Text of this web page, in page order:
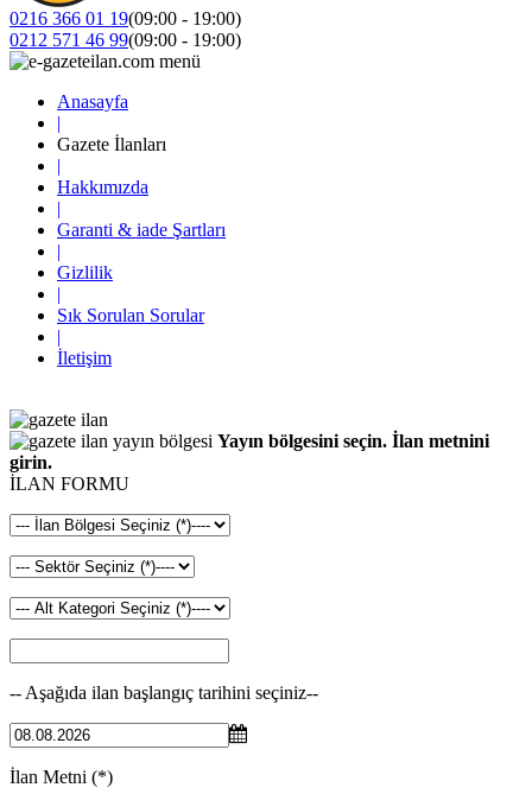
0216 366 01 19(09:00 - 19:00)
0212 571 46 99(09:00 - 19:00)
Anasayfa
|
Gazete İlanları
|
Hakkımızda
|
Garanti & iade Şartları
|
Gizlilik
|
Sık Sorulan Sorular
|
İletişim
Yayın bölgesini seçin. İlan metnini
girin.
İLAN FORMU
-- Aşağıda ilan başlangıç tarihini seçiniz--
İlan Metni (*)